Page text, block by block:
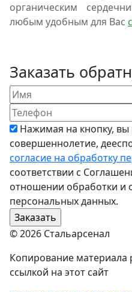
органическим
любым удобным для Вас
Заказать
Нажимая на кнопку, вы
совершеннолетие,
согласие на обработку
соответствии с
отношении обработки и
персональных данных.
© 2026 Стальарсенал
Копирование материала
ссылкой на этот сайт